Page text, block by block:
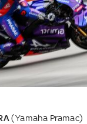
(Yamaha Pramac)